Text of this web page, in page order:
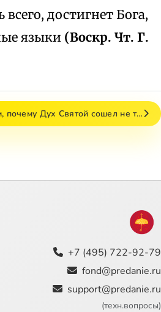
достигнет Бога,
языки (Воскр. Чт. Г.
почему Дух Святой сошел не т…
+7 (495) 722-92-79
fond@predanie.ru
support@predanie.ru
(техн.вопросы)